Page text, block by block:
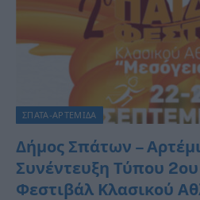
ΣΠΑΤΑ-ΑΡΤΕΜΙΔΑ
Δήμος Σπάτων –
Συνέντευξη Τύπου
Φεστιβάλ Κλασικού